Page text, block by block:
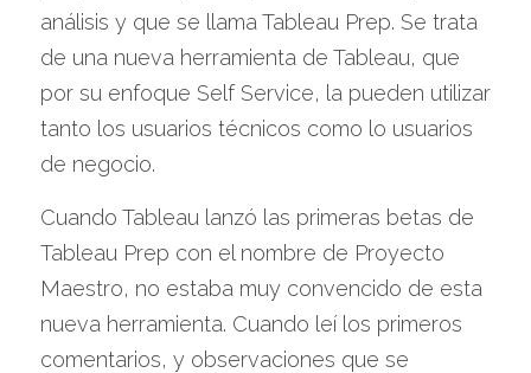
análisis y que se llama Tableau Prep. Se trata
de una nueva herramienta de Tableau, que
por su enfoque Self Service, la pueden utilizar
tanto los usuarios técnicos como lo usuarios
de negocio.
Cuando Tableau lanzó las primeras betas de
Tableau Prep con el nombre de Proyecto
Maestro, no estaba muy convencido de esta
nueva herramienta. Cuando leí los primeros
comentarios, y observaciones que se